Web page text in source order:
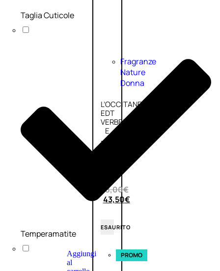
Fragranze
Nature
Donna
L’OCCITANE
EDT
VERBENA
E
Valutato
58,00€
43,50€
ESAURITO
Aggiungi
al
PROMO
Taglia Cuticole
Temperamatite